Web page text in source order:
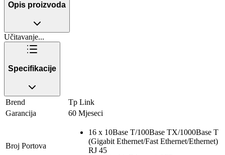
Opis proizvoda
Učitavanje...
Specifikacije
Brend
Tp Link
Garancija
60 Mjeseci
Broj Portova
16 x 10Base T/100Base TX/1000Base T
(Gigabit Ethernet/Fast Ethernet/Ethernet)
RJ 45